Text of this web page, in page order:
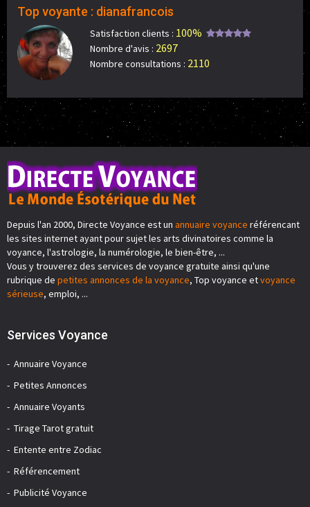
Top voyante : dianafrancois
Satisfaction clients : 100%
Nombre d'avis : 2697
Nombre consultations : 2110
Depuis l'an 2000, Directe Voyance est un annuaire voyance référencant
les sites internet ayant pour sujet les arts divinatoires comme la
voyance, l'astrologie, la numérologie, le bien-être, ...
Vous y trouverez des services de voyance gratuite ainsi qu'une
rubrique de petites annonces de la voyance, Top voyance etvoyance
sérieuse, emploi, ...
Services Voyance
Annuaire Voyance
Petites Annonces
Annuaire Voyants
Tirage Tarot gratuit
Entente entre Zodiac
Référencement
Publicité Voyance